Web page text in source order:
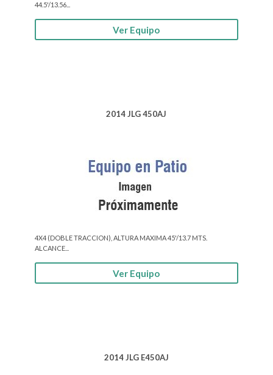
44.5'/13.56...
Ver Equipo
2014 JLG 450AJ
4X4 (DOBLE TRACCION), ALTURA MAXIMA 45'/13.7 MTS.
ALCANCE...
Ver Equipo
2014 JLG E450AJ